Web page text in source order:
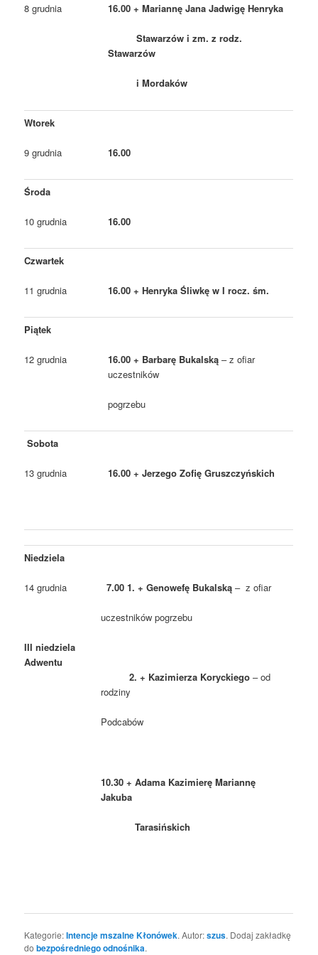
8 grudnia 16.00 + Mariannę Jana Jadwigę Henryka
Stawarzów i zm. z rodz.
Stawarzów
i Mordaków
Wtorek
9 grudnia 16.00
Środa
10 grudnia 16.00
Czwartek
11 grudnia 16.00 + Henryka Śliwkę w I rocz. śm.
Piątek
12 grudnia 16.00 + Barbarę Bukalską– z ofiar
uczestników
pogrzebu
Sobota
13 grudnia 16.00 + Jerzego Zofię Gruszczyńskich
Niedziela
14 grudnia
III niedziela
Adwentu
7.00 1. + Genowefę Bukalską– z ofiar
uczestników pogrzebu
2. + Kazimierza Koryckiego– od
rodziny
Podcabów
10.30 + Adama Kazimierę Mariannę
Jakuba
Tarasińskich
Kategorie:Intencje mszalne Kłonówek. Autor:szus. Dodaj zakładkę
dobezpośredniego odnośnika.